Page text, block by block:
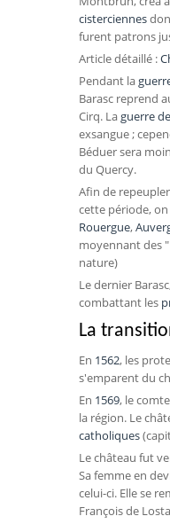
cisterciennes
furent patrons
Article détaillé :
Pendant la
Barasc reprend
Cirq. Laguerre
exsangue ;
Béduer sera
du Quercy.
Afin de
cette période,
Rouergue,
moyennant des
nature)
Le dernier
combattant les
La
En 1562, les
s'emparent du
En 1569, le
la région. Le
catholiques
Le château fut
Sa femme en
celui-ci. Elle se
François de